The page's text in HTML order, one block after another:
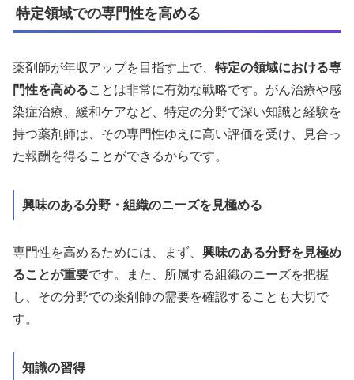
特定領域での専門性を高める
薬剤師が年収アップを目指す上で、 特定の領域における専
門性を高めることは非常に有効な戦略です。がん治療や感
染症治療、緩和ケアなど、特定の分野で深い知識と経験を
持つ薬剤師は、その専門性ゆえに高い評価を受け、見合っ
た報酬を得ることができるからです。
興味のある分野・組織のニーズを見極める
専門性を高めるためには、まず、 興味のある分野を見極め
ることが重要です。また、所属する組織のニーズを把握
し、その分野での薬剤師の需要を確認することも大切で
す。
知識の習得